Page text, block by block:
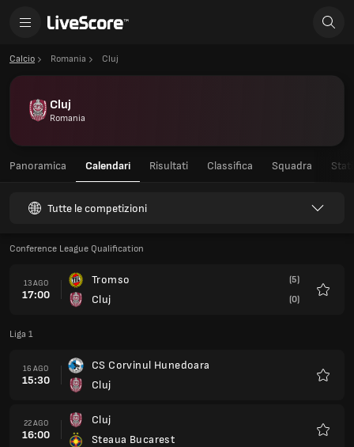
Calcio Romania Cluj
Cluj
Romania
Panoramica Calendari Risultati Classifica Squadra
Tutte le competizioni
Conference League Qualification
13 AGO
17:00
Tromso
Cluj
(5)
(0)
Liga 1
16 AGO
15:30
CS Corvinul Hunedoara
Cluj
22 AGO
16:00
Cluj
Steaua Bucarest